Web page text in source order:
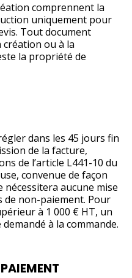
comprennent la
uniquement pour
Tout document
ou à la
la propriété de
dans les 45 jours fin
de la facture,
de l’article L441-10 du
convenue de façon
aucune mise
de non-paiement. Pour
à 1 000 € HT, un
à la commande.